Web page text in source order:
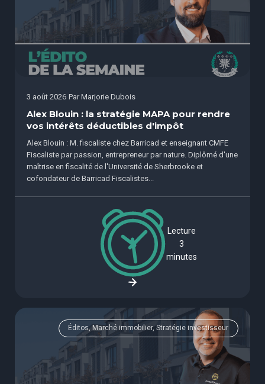
3 août 2026 Par Marjorie Dubois
Alex Blouin : la stratégie MAPA pour rendre
vos intérêts déductibles d'impôt
Alex Blouin : M. fiscaliste chez Barricad et enseignant CMFE
Fiscaliste par passion, entrepreneur par nature. Diplômé d'une
maîtrise en fiscalité de l'Université de Sherbrooke et
cofondateur de Barricad Fiscalistes...
Lecture
3
minutes
Éditos, Marché immobilier, Stratégie investisseur